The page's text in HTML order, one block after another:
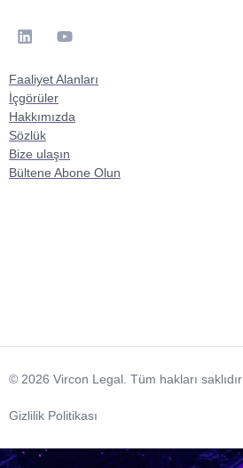
Faaliyet Alanları
İçgörüler
Hakkımızda
Sözlük
Bize ulaşın
Bültene Abone Olun
© 2026 Vircon Legal. Tüm hakları saklıdır
Gizlilik Politikası